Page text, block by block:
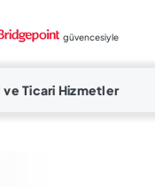
güvencesiyle
ve Ticari Hizmetler